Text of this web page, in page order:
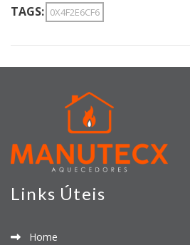
TAGS: 0X4F2E6CF6
Links Úteis
Home